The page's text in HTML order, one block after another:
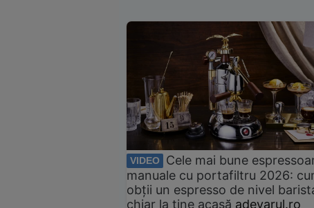
VIDEO
Cele mai bune
manuale cu portafiltru 2026:
obții un espresso de nivel
chiar la tine acasă adevarul.ro